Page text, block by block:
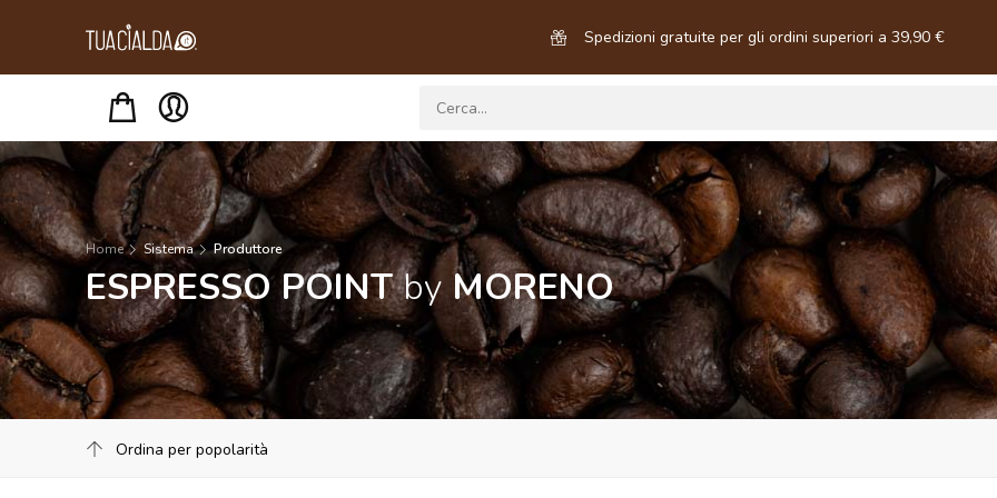
Spedizioni gratuite per gli ordini superiori a 39,90 €
Home Sistema Produttore
ESPRESSO POINTby MORENO